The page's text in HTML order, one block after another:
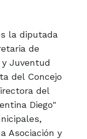
la diputada
de
Juventud
del Concejo
del
Diego"
Asociación y